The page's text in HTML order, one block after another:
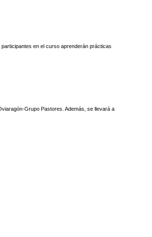
en el curso aprenderán prácticas
Grupo Pastores. Además, se llevará a